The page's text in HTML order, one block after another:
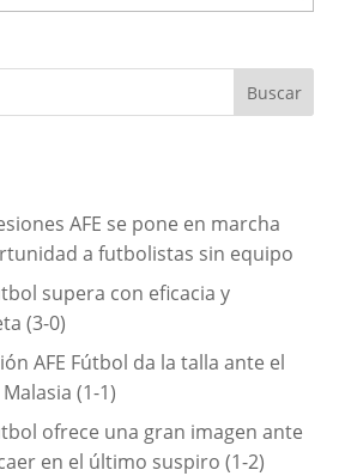
AFE se pone en marcha
a futbolistas sin equipo
supera con eficacia y
(3-0)
AFE Fútbol da la talla ante el
(1-1)
ofrece una gran imagen ante
en el último suspiro (1-2)